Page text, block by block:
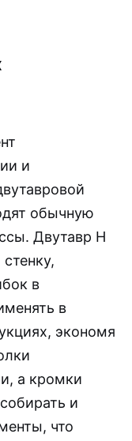
и
обычную
Двутавр H
в
в
экономя
а кромки
и
что